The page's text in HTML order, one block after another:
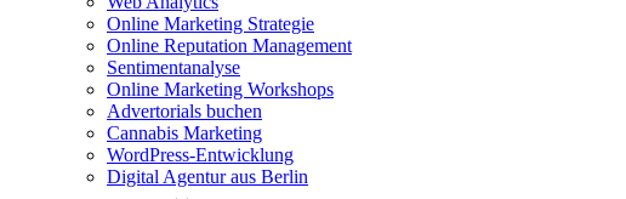
Online Marketing Strategie
Online Reputation Management
Sentimentanalyse
Online Marketing Workshops
Advertorials buchen
Cannabis Marketing
WordPress-Entwicklung
Digital Agentur aus Berlin